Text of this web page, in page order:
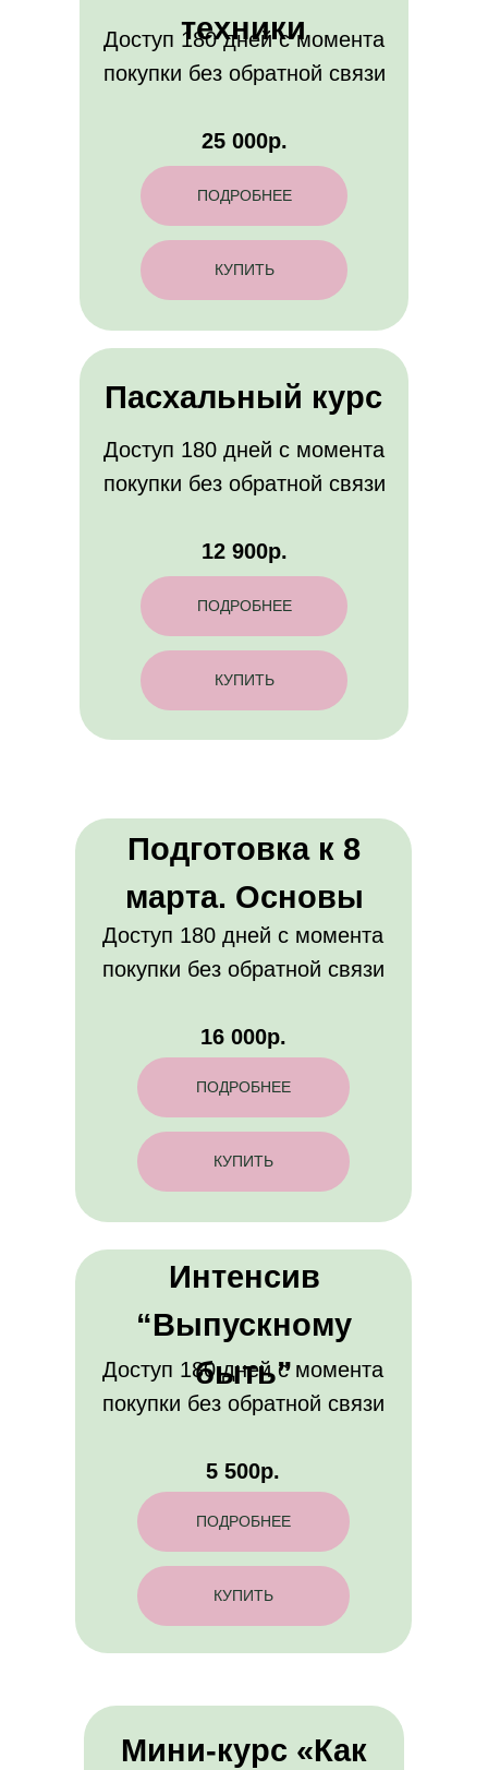
ПОДРОБНЕЕ
КУПИТЬ
Доступ 180 дней с момента
покупки без обратной связи
12 900р.
Пасхальный курс
техники
Доступ 180 дней с момента
покупки без обратной связи
25 000р.
ПОДРОБНЕЕ
КУПИТЬ
Подготовка к 8
марта. Основы
Доступ 180 дней с момента
покупки без обратной связи
16 000р.
ПОДРОБНЕЕ
КУПИТЬ
Интенсив
“Выпускному
быть”
Доступ 180 дней с момента
покупки без обратной связи
5 500р.
ПОДРОБНЕЕ
КУПИТЬ
Мини-курс «Как